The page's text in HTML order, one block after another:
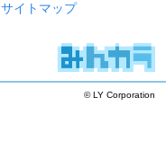
サイトマップ
© LY Corporation